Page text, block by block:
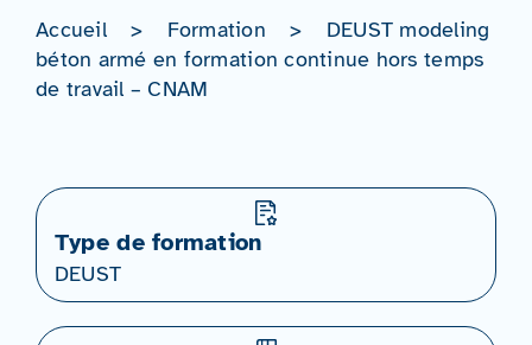
Accueil > Formation >
DEUST modeling
béton armé en formation continue hors temps
de travail – CNAM
Type de formation
DEUST